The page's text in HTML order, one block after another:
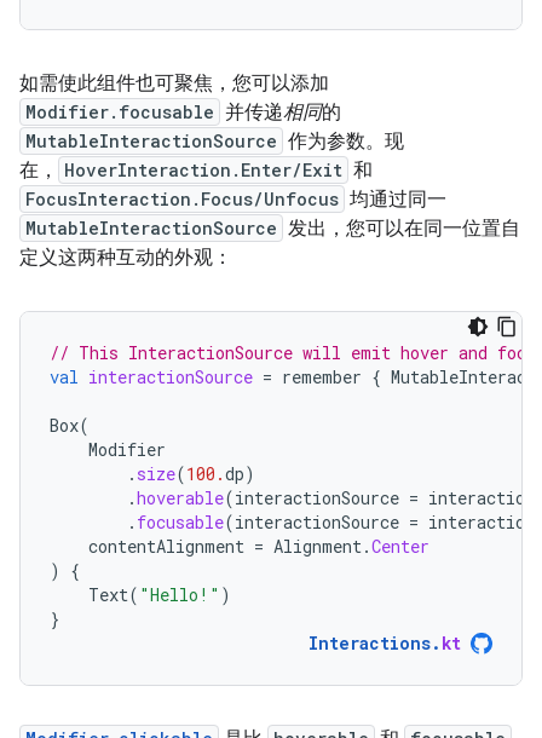
如需使此组件也可聚焦，您可以添加
Modifier.focusable 并传递相同的
MutableInteractionSource 作为参数。现
在，
HoverInteraction.Enter/Exit 和
FocusInteraction.Focus/Unfocus 均通过同一
MutableInteractionSource 发出，您可以在同一位置自
定义这两种互动的外观：
// This InteractionSource will emit hover and
val interactionSource = remember {
Box(
Modifier
. size(100.dp)
.hoverable(interactionSource =
. focusable(interactionSource =
contentAlignment = Alignment .Center
)
{
Text( "Hello!" )
}
Interactions. kt